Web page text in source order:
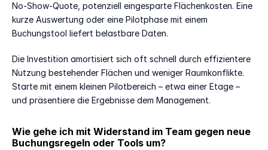
No-Show-Quote, potenziell eingesparte Flächenkosten. Eine
kurze Auswertung oder eine Pilotphase mit einem
Buchungstool liefert belastbare Daten.
Die Investition amortisiert sich oft schnell durch effizientere
Nutzung bestehender Flächen und weniger Raumkonflikte.
Starte mit einem kleinen Pilotbereich – etwa einer Etage –
und präsentiere die Ergebnisse dem Management.
Wie gehe ich mit Widerstand im Team gegen neue
Buchungsregeln oder Tools um?